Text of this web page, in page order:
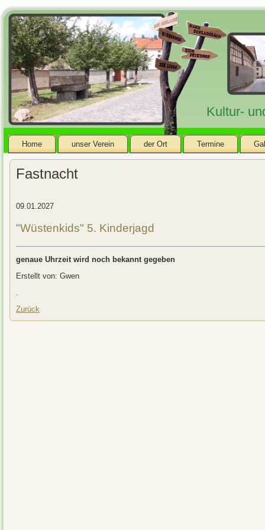
Kultur-
Home unser Verein der Ort Termine
Fastnacht
09.01.2027
"Wüstenkids" 5. Kinderjagd
genaue Uhrzeit wird noch bekannt gegeben
Erstellt von: Gwen
Zurück